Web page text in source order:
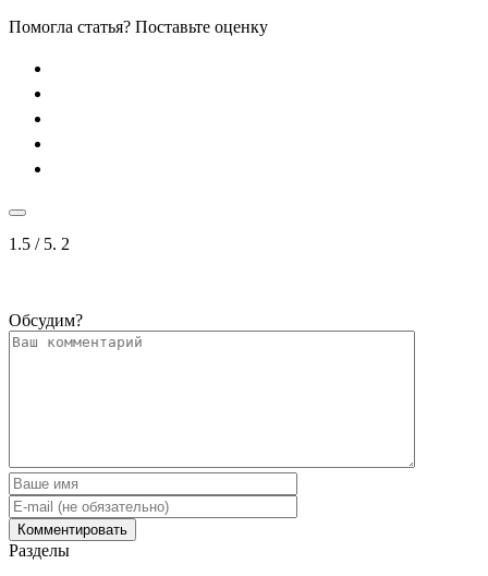
Помогла статья? Поставьте оценку
1.5 / 5. 2
Обсудим?
Разделы